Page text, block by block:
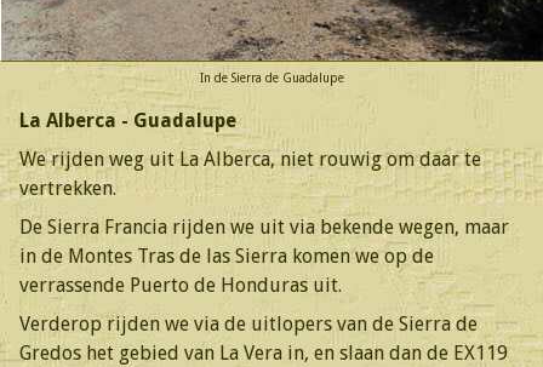
In de Sierra de Guadalupe
La Alberca - Guadalupe
We rijden weg uit La Alberca, niet rouwig om daar te
vertrekken.
De Sierra Francia rijden we uit via bekende wegen, maar
in de Montes Tras de las Sierra komen we op de
verrassende Puerto de Honduras uit.
Verderop rijden we via de uitlopers van de Sierra de
Gredos het gebied van La Vera in, en slaan dan de EX119